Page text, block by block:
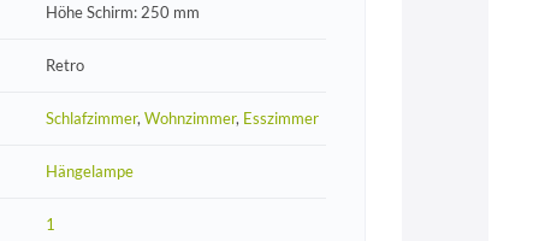
Höhe Schirm: 250 mm
Retro
Schlafzimmer, Wohnzimmer, Esszimmer
Hängelampe
1